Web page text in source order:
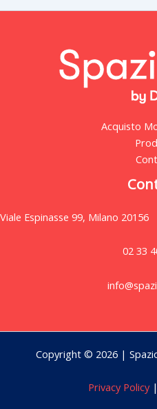
Acquisto
Viale Espinasse 99, Milano 20156
02 33
Copyright © 2026 |
Privacy Policy|